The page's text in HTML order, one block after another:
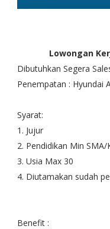
Lowongan
Dibutuhkan Segera
Penempatan : Hyundai
Syarat:
1. Jujur
2. Pendidikan Min SMA/
3. Usia Max 30
4. Diutamakan sudah
Benefit :